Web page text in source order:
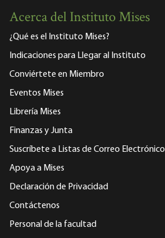
Acerca del Instituto Mises
¿Qué es el Instituto Mises?
Indicaciones para Llegar al Instituto
Conviértete en Miembro
Eventos Mises
Librería Mises
Finanzas y Junta
Suscríbete a Listas de Correo Electrónico
Apoya a Mises
Declaración de Privacidad
Contáctenos
Personal de la facultad